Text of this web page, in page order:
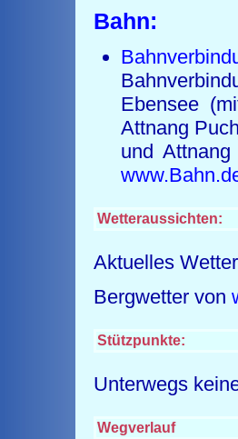
Bahn:
Ebensee
Attnang
und
Wetteraussichten:
Aktuelles
Bergwetter von
Stützpunkte:
Unterwegs
Wegverlauf